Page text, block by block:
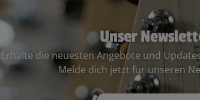
Unser
Erhalte die neuesten Angebote und
Melde dich jetzt für unseren